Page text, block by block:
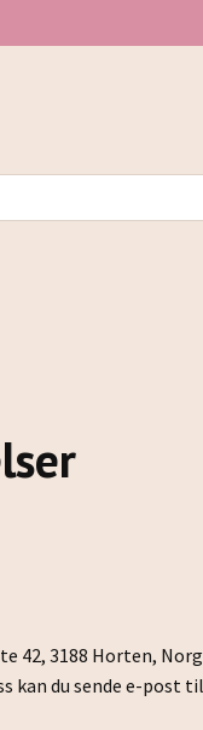
42, 3188 Horten,
kan du sende e-post til